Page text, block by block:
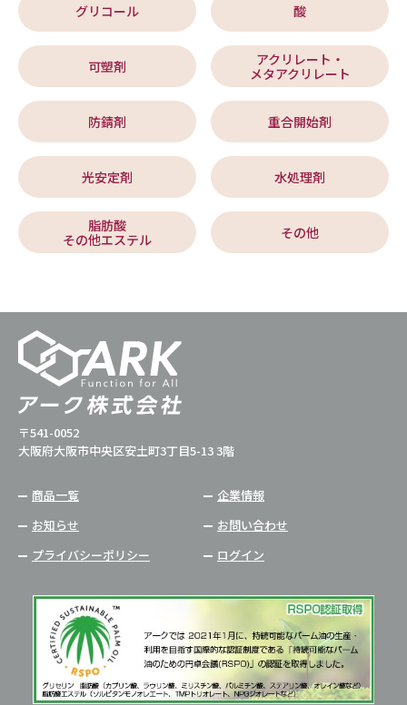
グリコール 酸
可塑剤
アクリレート・
メタアクリレート
防錆剤 重合開始剤
光安定剤 水処理剤
脂肪酸
その他エステル
その他
〒541-0052
大阪府大阪市中央区安土町3丁目5-13 3階
商品一覧
企業情報
お知らせ
お問い合わせ
プライバシーポリシー
ログイン